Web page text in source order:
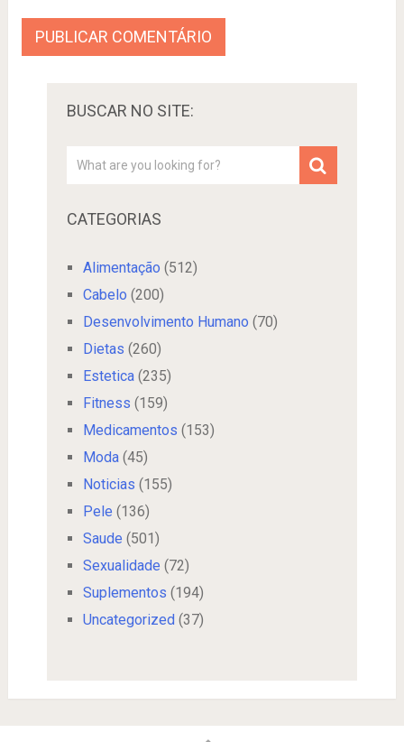
BUSCAR NO SITE:
CATEGORIAS
Alimentação (512)
Cabelo (200)
Desenvolvimento Humano (70)
Dietas (260)
Estetica(235)
Fitness (159)
Medicamentos (153)
Moda(45)
Noticias (155)
Pele (136)
Saude (501)
Sexualidade (72)
Suplementos (194)
Uncategorized (37)